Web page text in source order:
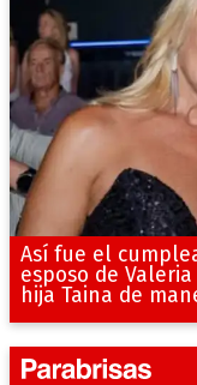
Así fue el
esposo de
hija Taina de